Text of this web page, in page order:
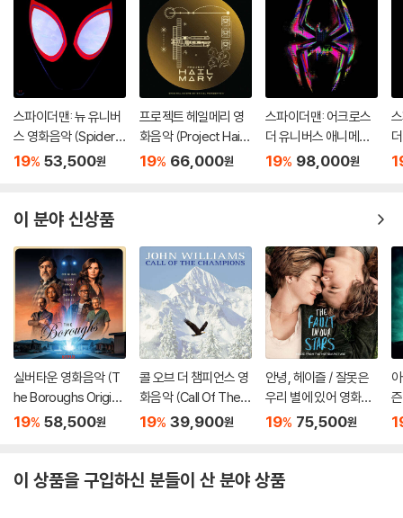
스파이더맨: 뉴 유니버
스 영화음악 (Spider-
Man: Into The Spide
19% 53,500원
프로젝트 헤일메리 영
화음악 (Project Hail
Mary - Original Soun
19% 66,000원
스파이더맨: 어크로스
더 유니버스 애니메이
션 음악 (Spider-Man:
19% 98,000원
이 분야 신상품
실버타운 영화음악 (T
he Boroughs Origina
l Score From the Ne
19% 58,500원
콜 오브 더 챔피언스 영
화음악 (Call Of The C
hampions OST) [옥
19% 39,900원
안녕, 헤이즐 / 잘못은
우리 별에 있어 영화음
악 (The Fault In Our
19% 75,500원
r:
이 상품을 구입하신 분들이 산 분야 상품